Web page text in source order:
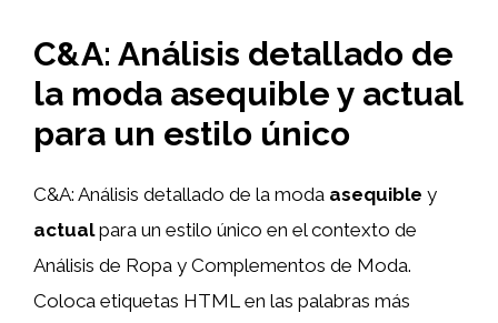
C&A: Análisis detallado de
la moda asequible y actual
para un estilo único
C&A: Análisis detallado de la moda asequible y
actualpara un estilo único en el contexto de
Análisis de Ropa y Complementos de Moda.
Coloca etiquetas HTML en las palabras más